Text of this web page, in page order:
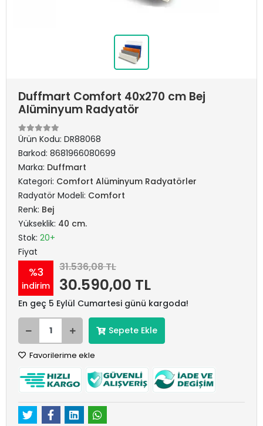
Duffmart Comfort 40x270 cm Bej
Alüminyum Radyatör
Ürün Kodu: DR88068
Barkod: 8681966080699
Marka: Duffmart
Kategori: Comfort Alüminyum Radyatörler
Radyatör Modeli: Comfort
Renk: Bej
Yükseklik: 40 cm.
Stok: 20+
Fiyat
%3
indirim
31.536,08 TL
30.590,00 TL
En geç 5 Eylül Cumartesi günü kargoda!
Sepete Ekle
Favorilerime ekle